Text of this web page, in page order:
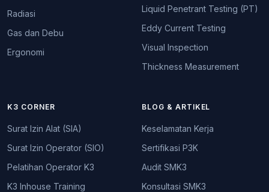
Radiasi
Gas dan Debu
Ergonomi
Liquid Penetrant Testing (PT)
Eddy Current Testing
Visual Inspection
Thickness Measurement
K3 CORNER
Surat Izin Alat (SIA)
Surat Izin Operator (SIO)
Pelatihan Operator K3
K3 Inhouse Training
BLOG & ARTIKEL
Keselamatan Kerja
Sertifikasi P3K
Audit SMK3
Konsultasi SMK3